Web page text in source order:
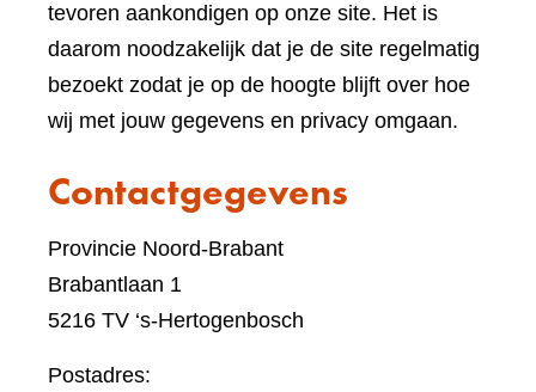
tevoren aankondigen op onze site. Het is
daarom noodzakelijk dat je de site regelmatig
bezoekt zodat je op de hoogte blijft over hoe
wij met jouw gegevens en privacy omgaan.
Contactgegevens
Provincie Noord-Brabant
Brabantlaan 1
5216 TV ‘s-Hertogenbosch
Postadres: